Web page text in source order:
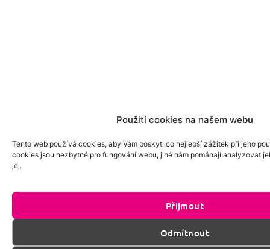
Použití cookies na našem webu
Tento web používá cookies, aby Vám poskytl co nejlepší zážitek při jeho
cookies jsou nezbytné pro fungování webu, jiné nám pomáhají analyzovat
jej.
Přijmout
Odmítnout